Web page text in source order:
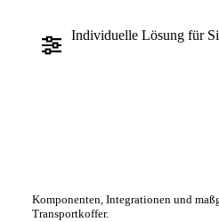
Individuelle Lösung für
Komponenten, Integrationen und
Transportkoffer.